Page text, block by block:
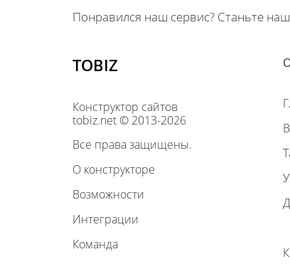
Понравился наш сервис? Станьте
TOBIZ
Конструктор сайтов
tobiz.net © 2013-2026
Все права защищены.
О конструкторе
Возможности
Интеграции
Команда